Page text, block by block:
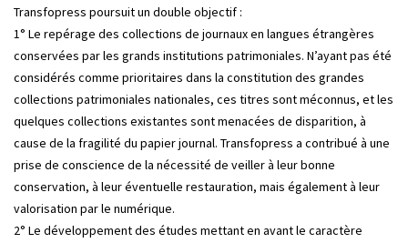
Transfopress poursuit un double objectif :
1° Le repérage des collections de journaux en langues étrangères
conservées par les grands institutions patrimoniales. N’ayant pas été
considérés comme prioritaires dans la constitution des grandes
collections patrimoniales nationales, ces titres sont méconnus, et les
quelques collections existantes sont menacées de disparition, à
cause de la fragilité du papier journal. Transfopress a contribué à une
prise de conscience de la nécessité de veiller à leur bonne
conservation, à leur éventuelle restauration, mais également à leur
valorisation par le numérique.
2° Le développement des études mettant en avant le caractère